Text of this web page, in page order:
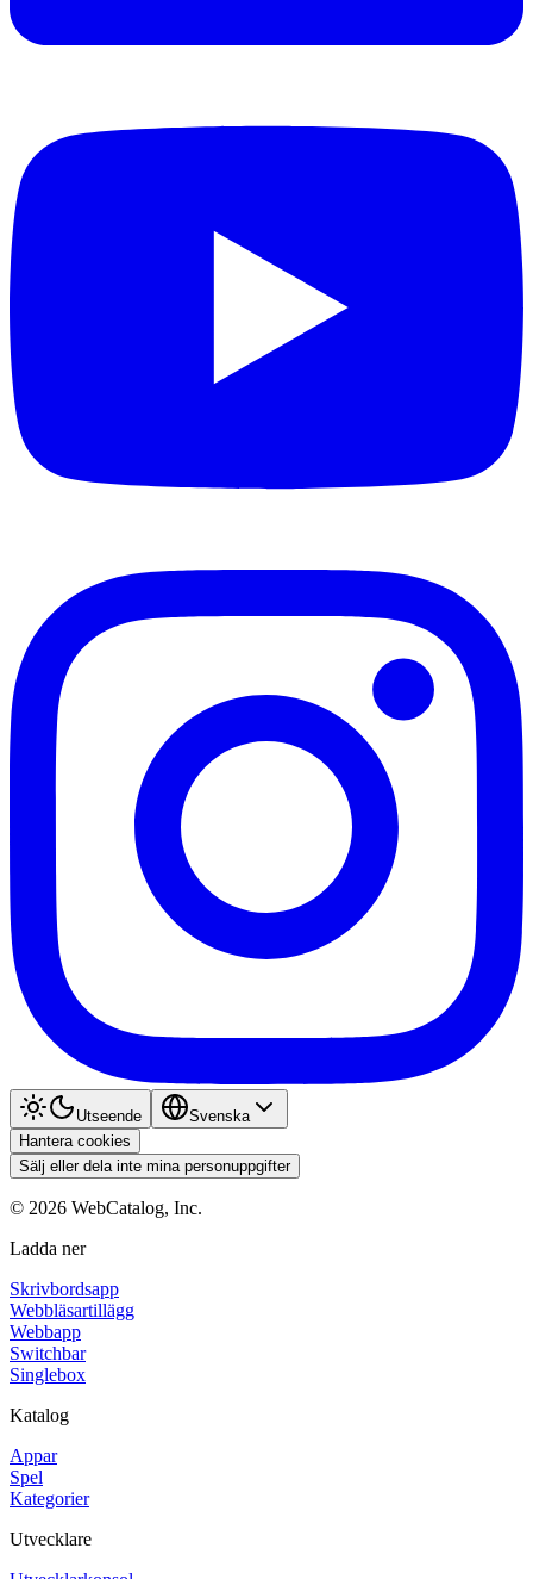
Utseende
Svenska
Hantera cookies
Sälj eller dela inte mina personuppgifter
© 2026 WebCatalog, Inc.
Ladda ner
Skrivbordsapp
Webbläsartillägg
Webbapp
Switchbar
Singlebox
Katalog
Appar
Spel
Kategorier
Utvecklare